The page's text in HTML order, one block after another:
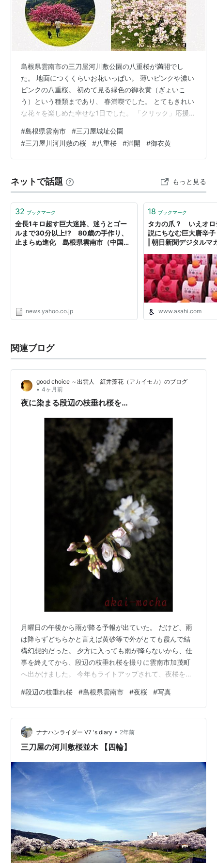
島根県雲南市の三刀屋河川敷公園の八重桜が満開でし
た。 地面につくくらいお花いっぱい。 薄いピンクや濃い
ピンクの八重桜。 初めて見る緑色の御衣黄（ぎょいこ
う）という種類まであり、 春満喫でした。 とてもきれい
な花々を楽しめた幸せな1日でした。 「クリック」応援ど
#島根県雲南市 #三刀屋城址公園
#三刀屋川河川敷の桜 #八重桜 #満開 #御衣黄
ネットで話題 もっと見る
32 ブックマーク
全長1キロ超す巨大迷路、迷うとゴー
ルまで30分以上!? 80歳の手作り、
止まらぬ進化 島根県雲南市（中国新
news.yahoo.co.jp
18 ブックマーク
タカの爪？ いえオ
説にちなむ巨大唐辛
| 朝日新聞デジタル
www.asahi.com
関連ブログ
good choice ～出雲人 紅井藻花（アカイモカ）のブログ
• 4ヶ月前
夜に染まる段辺の枝垂れ桜を…
月曜日の午後から雨が降る予報が出ていた。 だけど、雨
は降らずどちらかと言えば黄砂等で外がとても霞んで結
構幻想的だった。 夕方に入っても雨が降らないから、仕
事を終えてから、段辺の枝垂れ桜を撮りに雲南市加茂町
へ出かけました。 今年もライトアップされて、夜桜を楽
家にお会いし、短い時間だったけど楽しい話ができまし
た。 江戸時代からそこに立つといわれる段辺の枝垂れ
桜。 いくつかの細い枝がアスファルトまで垂れ下がって
いる。 木の下に立って空を見ると、夜桜として最大限の
堪能ができる。 桜の花のドームというところかな？ それ
#段辺の枝垂れ桜 #島根県雲南市 #夜桜 #写真
ナナハンライダー V7 's diary • 2年前
三刀屋の河川敷桜並木 【四輪】